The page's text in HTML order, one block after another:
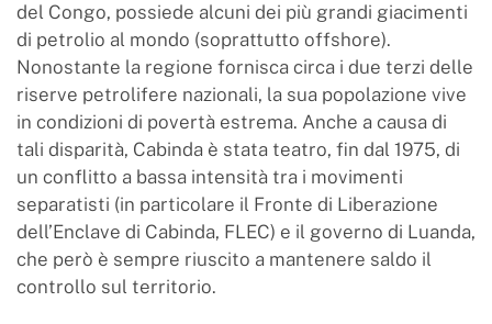
del Congo, possiede alcuni dei più grandi giacimenti
di petrolio al mondo (soprattutto offshore).
Nonostante la regione fornisca circa i due terzi delle
riserve petrolifere nazionali, la sua popolazione vive
in condizioni di povertà estrema. Anche a causa di
tali disparità, Cabinda è stata teatro, fin dal 1975, di
un conflitto a bassa intensità tra i movimenti
separatisti (in particolare il Fronte di Liberazione
dell’Enclave di Cabinda, FLEC) e il governo di Luanda,
che però è sempre riuscito a mantenere saldo il
controllo sul territorio.